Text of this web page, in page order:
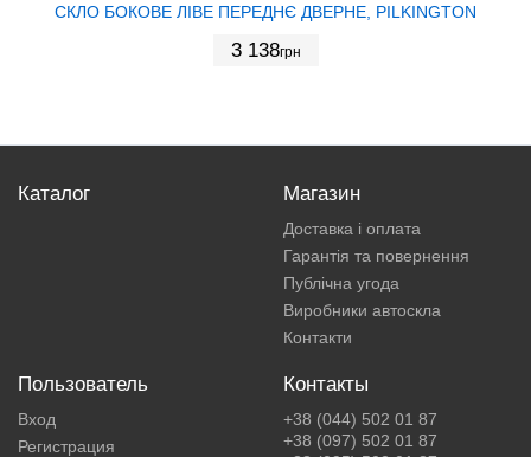
СКЛО БОКОВЕ ЛІВЕ ПЕРЕДНЄ ДВЕРНЕ, PILKINGTON
3 138грн
Каталог Магазин
Доставка і оплата
Гарантія та повернення
Публічна угода
Виробники автоскла
Контакти
Пользователь
Вход
Регистрация
Контакты
+38 (044) 502 01 87
+38 (097) 502 01 87